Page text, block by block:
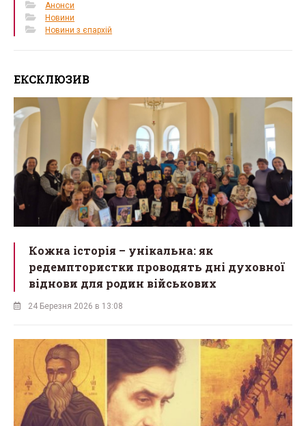
Анонси
Новини
Новини з єпархій
ЕКСКЛЮЗИВ
Кожна історія – унікальна: як
редемптористки проводять дні духовної
віднови для родин військових
24 Березня 2026 в 13:08